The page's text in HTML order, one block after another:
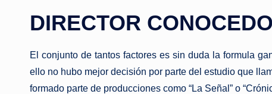
DIRECTOR
El conjunto de tantos factores es sin duda la formula
ello no hubo mejor decisión por parte del estudio que
formado parte de producciones como “La Señal” o